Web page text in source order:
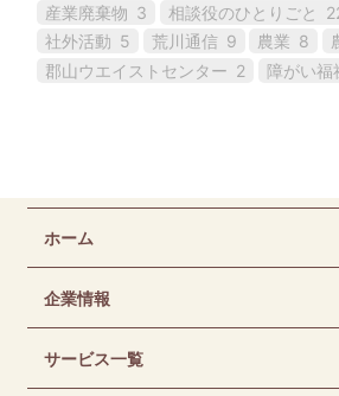
産業廃棄物 3 相談役のひとりごと
社外活動 5 荒川通信 9 農業 8
郡山ウエイストセンター 2 障がい福
ホーム
企業情報
サービス一覧